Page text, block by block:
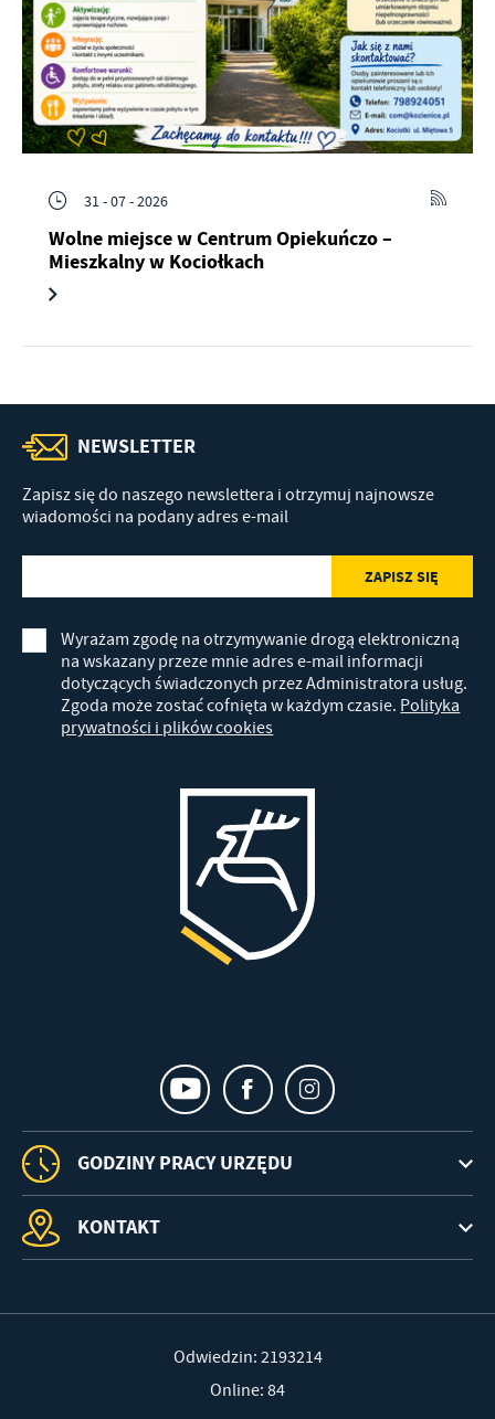
31 - 07 - 2026
Wolne miejsce w Centrum Opiekuńczo –
Mieszkalny w Kociołkach
NEWSLETTER
Zapisz się do naszego newslettera i otrzymuj najnowsze
wiadomości na podany adres e-mail
Wyrażam zgodę na otrzymywanie drogą elektroniczną
na wskazany przeze mnie adres e-mail informacji
dotyczących świadczonych przez Administratora usług.
Zgoda może zostać cofnięta w każdym czasie. Polityka
prywatności i plików cookies
GODZINY PRACY URZĘDU
KONTAKT
Odwiedzin: 2193214
Online: 84